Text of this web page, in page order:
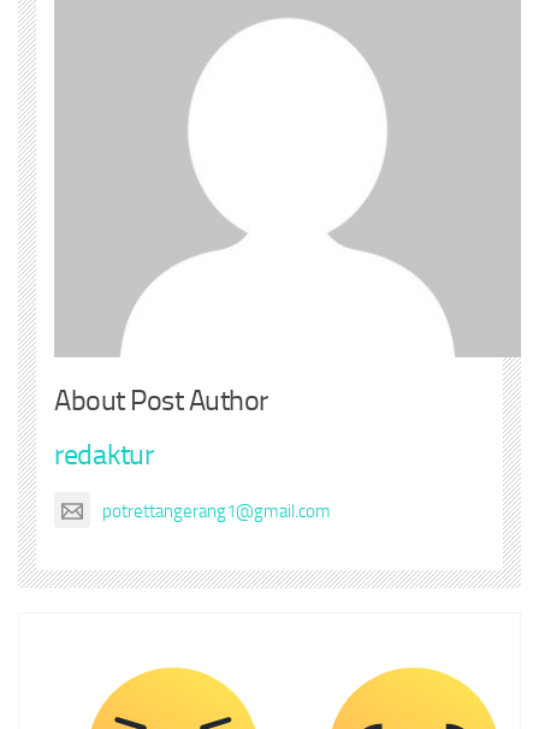
About Post Author
redaktur
potrettangerang1@gmail.com